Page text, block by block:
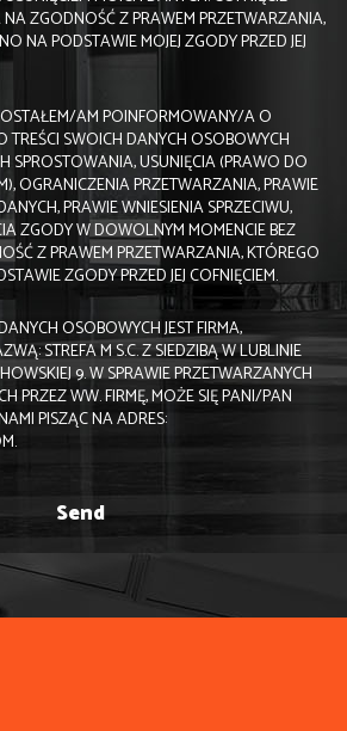
ZGODNOŚĆ Z PRAWEM PRZETWARZANIA,
NA PODSTAWIE MOJEJ ZGODY PRZED JEJ
AM POINFORMOWANY/A O
TREŚCI SWOICH DANYCH OSOBOWYCH
SPROSTOWANIA, USUNIĘCIA (PRAWO DO
OGRANICZENIA PRZETWARZANIA, PRAWIE
PRAWIE WNIESIENIA SPRZECIWU,
ZGODY W DOWOLNYM MOMENCIE BEZ
Z PRAWEM PRZETWARZANIA, KTÓREGO
ZGODY PRZED JEJ COFNIĘCIEM.
OSOBOWYCH JEST FIRMA,
STREFA M S.C. Z SIEDZIBĄ W LUBLINIE
9. W SPRAWIE PRZETWARZANYCH
PRZEZ WW. FIRMĘ, MOŻE SIĘ PANI/PAN
PISZĄC NA ADRES: